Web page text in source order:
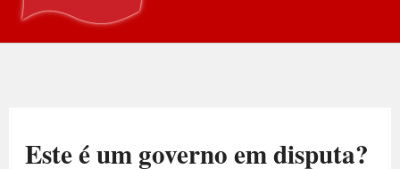
Este é um governo em disputa?